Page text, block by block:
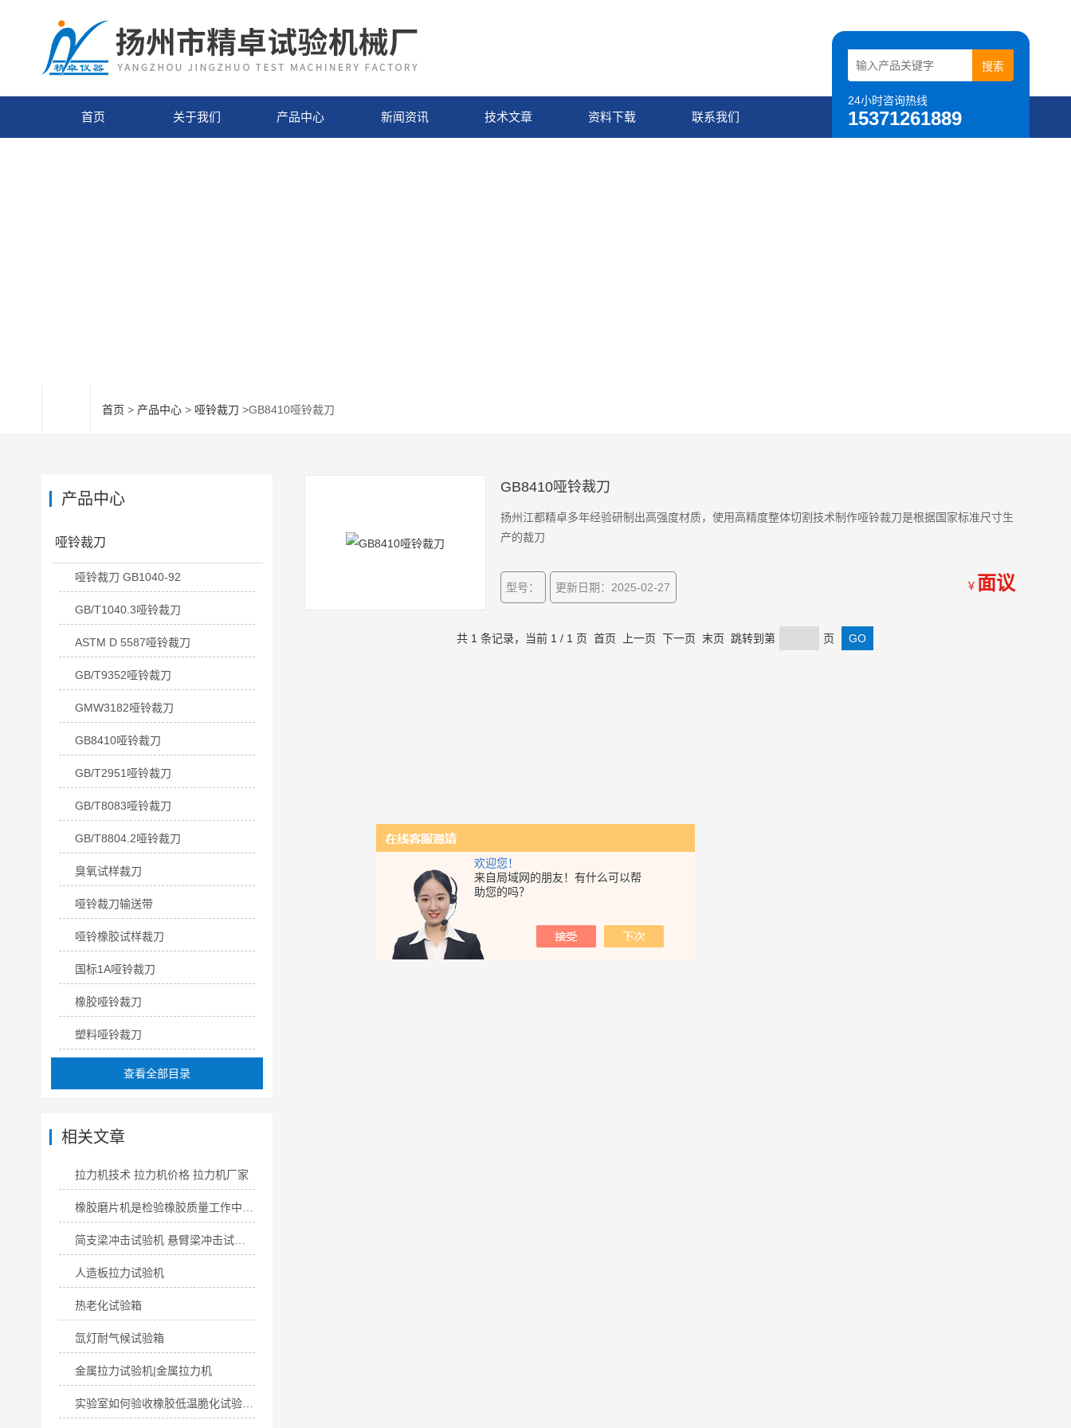
欢迎您！
来自局域网的朋友！有什么可以帮
助您的吗？
24小时咨询热线
15371261889
首页 关于我们 产品中心 新闻资讯 技术文章 资料下载 联系我们
首页 > 产品中心 > 哑铃裁刀 >GB8410哑铃裁刀
产品中心
哑铃裁刀
哑铃裁刀 GB1040-92
GB/T1040.3哑铃裁刀
ASTM D 5587哑铃裁刀
GB/T9352哑铃裁刀
GMW3182哑铃裁刀
GB8410哑铃裁刀
GB/T2951哑铃裁刀
GB/T8083哑铃裁刀
GB/T8804.2哑铃裁刀
臭氧试样裁刀
哑铃裁刀输送带
哑铃橡胶试样裁刀
国标1A哑铃裁刀
橡胶哑铃裁刀
塑料哑铃裁刀
查看全部目录
相关文章
拉力机技术 拉力机价格 拉力机厂家
简支梁冲击试验机 悬臂梁冲击试验机 落锤冲击试验机
人造板拉力试验机
热老化试验箱
氙灯耐气候试验箱
金属拉力试验机|金属拉力机
实验室如何验收橡胶低温脆化试验机？
GB8410哑铃裁刀
扬州江都精卓多年经验研制出高强度材质，使用高精度整体切割技术制作哑铃裁刀是根据国家标准尺寸生
产的裁刀
型号： 更新日期：2025-02-27 ￥ 面议
共 1 条记录，当前 1 / 1 页 首页 上一页 下一页 末页 跳转到第 页